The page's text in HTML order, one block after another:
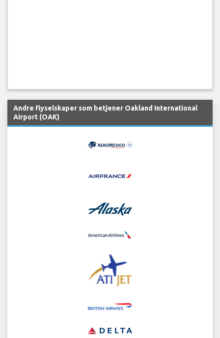
Andre flyselskaper som betjener Oakland International
Airport (OAK)